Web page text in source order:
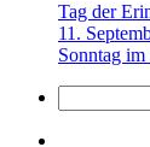
Tag der
11.
Sonntag im